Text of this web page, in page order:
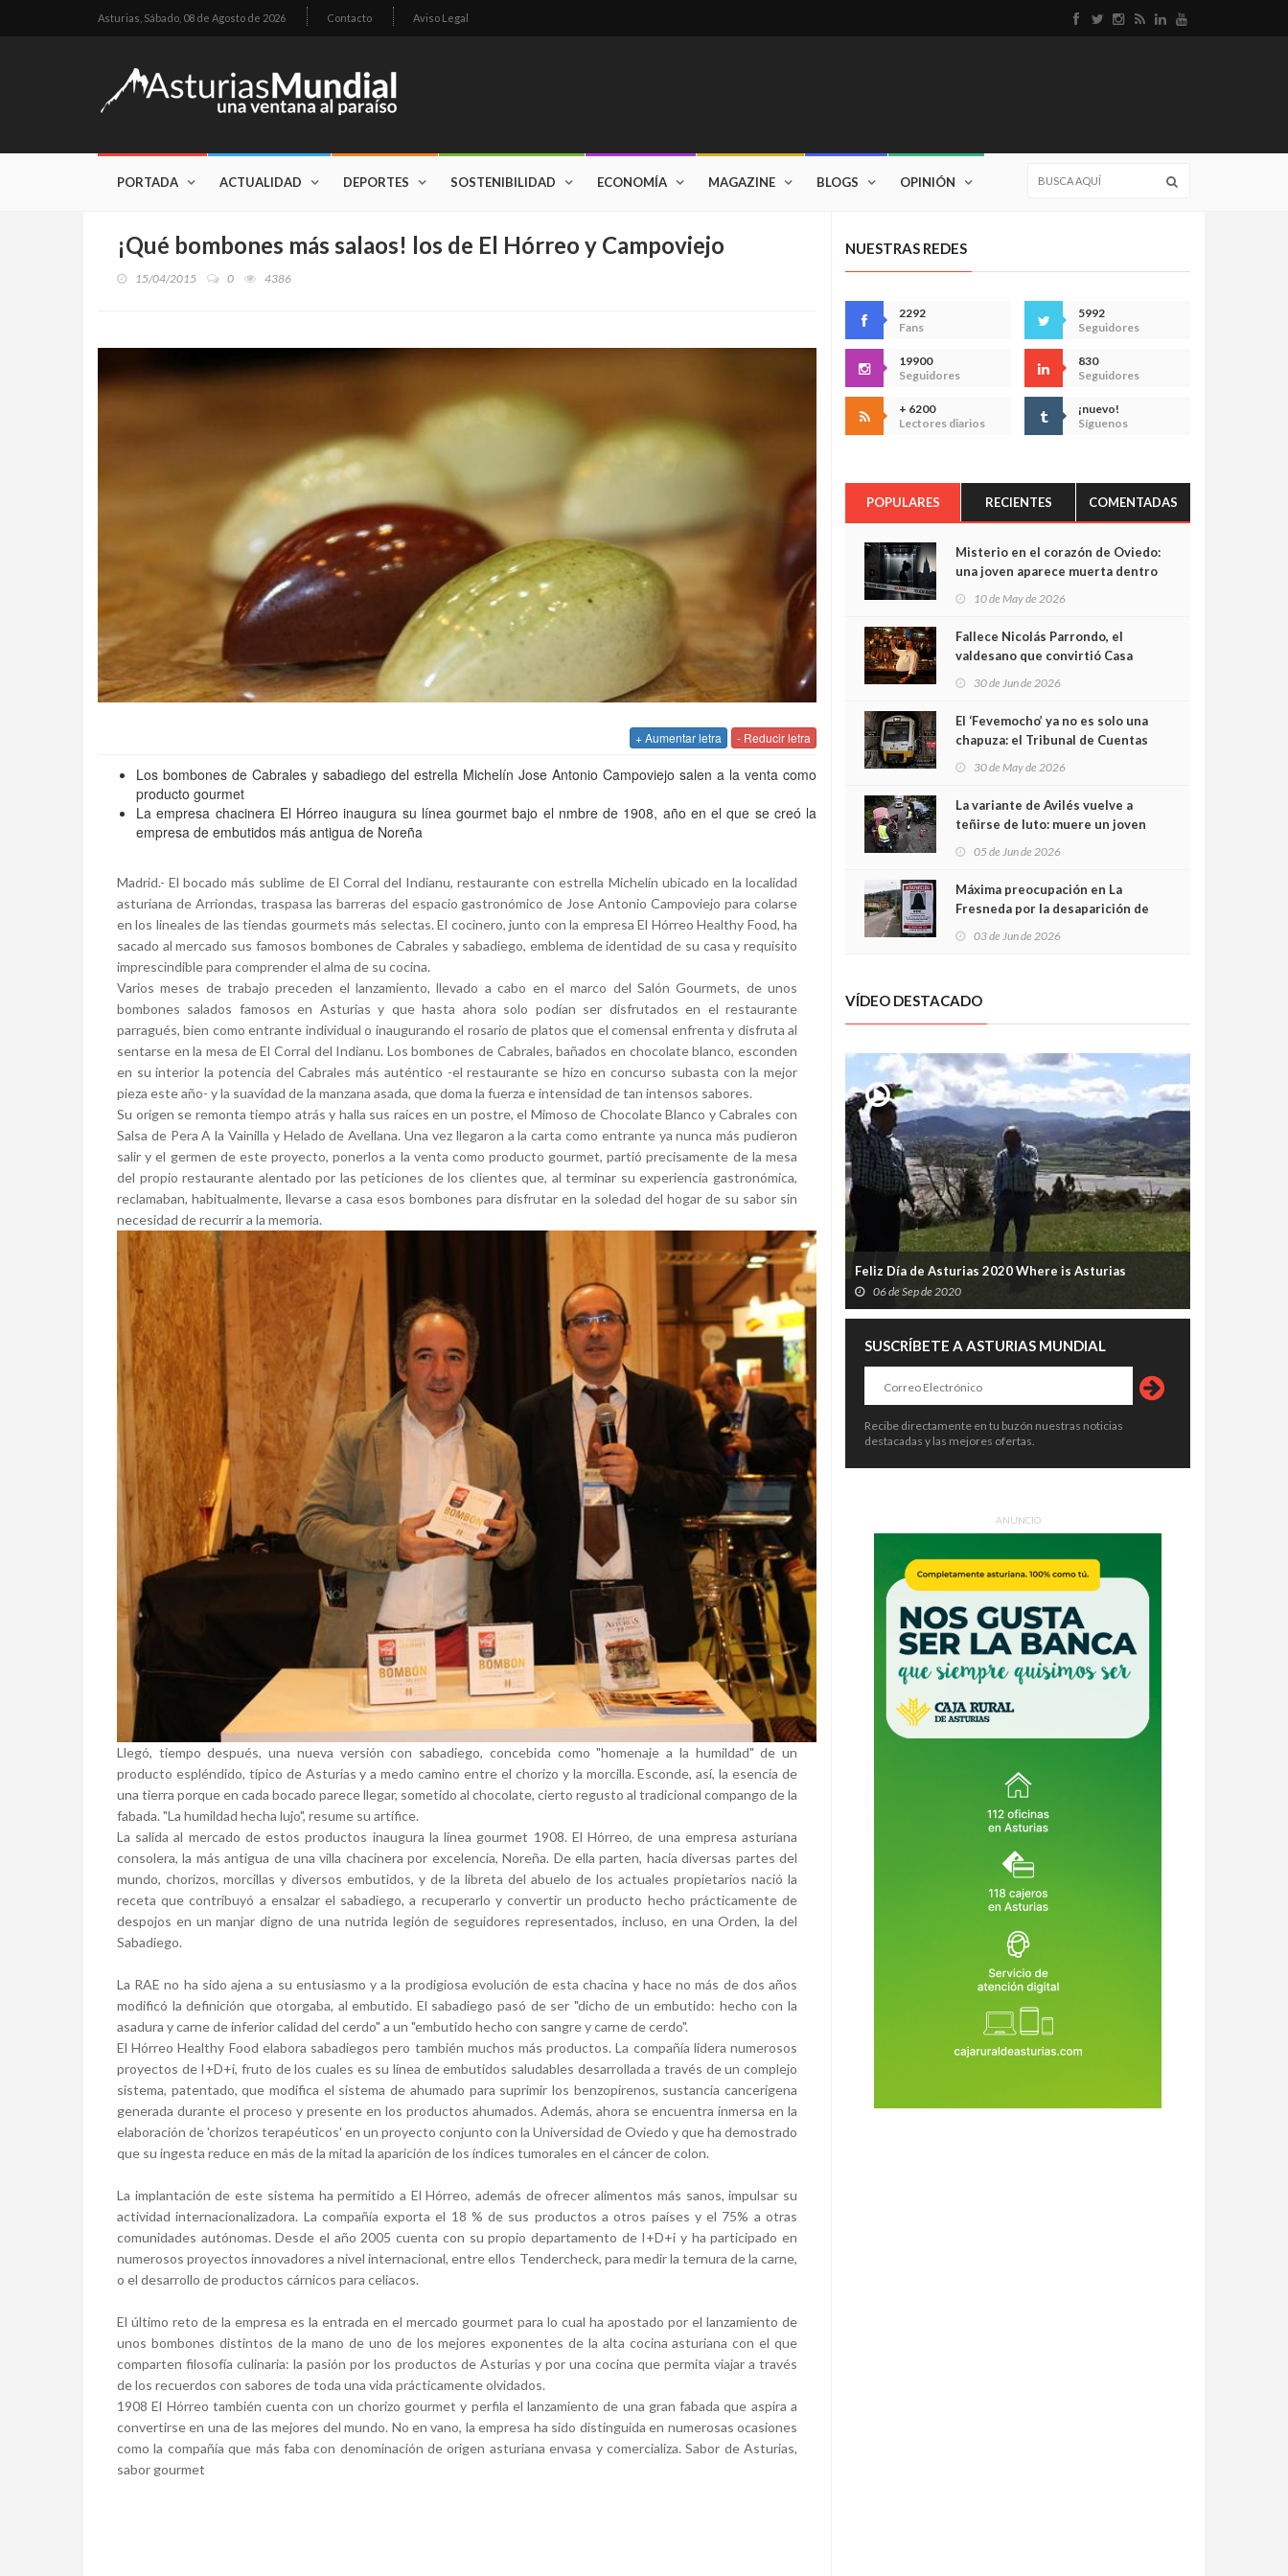
Asturias, Sábado, 08 de Agosto de 2026 Contacto Aviso Legal
PORTADA ACTUALIDAD DEPORTES SOSTENIBILIDAD ECONOMÍA MAGAZINE BLOGS OPINIÓN
¡Qué bombones más salaos! los de El Hórreo y Campoviejo
15/04/2015 0 4386
+ Aumentar letra - Reducir letra
Los bombones de Cabrales y sabadiego del estrella Michelín Jose Antonio Campoviejo salen a la venta como
producto gourmet
La empresa chacinera El Hórreo inaugura su línea gourmet bajo el nmbre de 1908, año en el que se creó la
empresa de embutidos más antigua de Noreña
Madrid.- El bocado más sublime de El Corral del Indianu, restaurante con estrella Michelín ubicado en la localidad
asturiana de Arriondas, traspasa las barreras del espacio gastronómico de Jose Antonio Campoviejo para colarse
en los lineales de las tiendas gourmets más selectas. El cocinero, junto con la empresa El Hórreo Healthy Food, ha
sacado al mercado sus famosos bombones de Cabrales y sabadiego, emblema de identidad de su casa y requisito
imprescindible para comprender el alma de su cocina.
Varios meses de trabajo preceden el lanzamiento, llevado a cabo en el marco del Salón Gourmets, de unos
bombones salados famosos en Asturias y que hasta ahora solo podían ser disfrutados en el restaurante
parragués, bien como entrante individual o inaugurando el rosario de platos que el comensal enfrenta y disfruta al
sentarse en la mesa de El Corral del Indianu. Los bombones de Cabrales, bañados en chocolate blanco, esconden
en su interior la potencia del Cabrales más auténtico -el restaurante se hizo en concurso subasta con la mejor
pieza este año- y la suavidad de la manzana asada, que doma la fuerza e intensidad de tan intensos sabores.
Su origen se remonta tiempo atrás y halla sus raíces en un postre, el Mimoso de Chocolate Blanco y Cabrales con
Salsa de Pera A la Vainilla y Helado de Avellana. Una vez llegaron a la carta como entrante ya nunca más pudieron
salir y el germen de este proyecto, ponerlos a la venta como producto gourmet, partió precisamente de la mesa
del propio restaurante alentado por las peticiones de los clientes que, al terminar su experiencia gastronómica,
reclamaban, habitualmente, llevarse a casa esos bombones para disfrutar en la soledad del hogar de su sabor sin
necesidad de recurrir a la memoria.
Llegó, tiempo después, una nueva versión con sabadiego, concebida como "homenaje a la humildad" de un
producto espléndido, típico de Asturias y a medo camino entre el chorizo y la morcilla. Esconde, así, la esencia de
una tierra porque en cada bocado parece llegar, sometido al chocolate, cierto regusto al tradicional compango de la
fabada. "La humildad hecha lujo", resume su artífice.
La salida al mercado de estos productos inaugura la línea gourmet 1908. El Hórreo, de una empresa asturiana
consolera, la más antigua de una villa chacinera por excelencia, Noreña. De ella parten, hacia diversas partes del
mundo, chorizos, morcillas y diversos embutidos, y de la libreta del abuelo de los actuales propietarios nació la
receta que contribuyó a ensalzar el sabadiego, a recuperarlo y convertir un producto hecho prácticamente de
despojos en un manjar digno de una nutrida legión de seguidores representados, incluso, en una Orden, la del
Sabadiego.
La RAE no ha sido ajena a su entusiasmo y a la prodigiosa evolución de esta chacina y hace no más de dos años
modificó la definición que otorgaba, al embutido. El sabadiego pasó de ser "dicho de un embutido: hecho con la
asadura y carne de inferior calidad del cerdo" a un "embutido hecho con sangre y carne de cerdo".
El Hórreo Healthy Food elabora sabadiegos pero también muchos más productos. La compañía lidera numerosos
proyectos de I+D+i, fruto de los cuales es su línea de embutidos saludables desarrollada a través de un complejo
sistema, patentado, que modifica el sistema de ahumado para suprimir los benzopirenos, sustancia cancerígena
generada durante el proceso y presente en los productos ahumados. Además, ahora se encuentra inmersa en la
elaboración de 'chorizos terapéuticos' en un proyecto conjunto con la Universidad de Oviedo y que ha demostrado
que su ingesta reduce en más de la mitad la aparición de los índices tumorales en el cáncer de colon.
La implantación de este sistema ha permitido a El Hórreo, además de ofrecer alimentos más sanos, impulsar su
actividad internacionalizadora. La compañía exporta el 18 % de sus productos a otros países y el 75% a otras
comunidades autónomas. Desde el año 2005 cuenta con su propio departamento de I+D+i y ha participado en
numerosos proyectos innovadores a nivel internacional, entre ellos Tendercheck, para medir la ternura de la carne,
o el desarrollo de productos cárnicos para celiacos.
El último reto de la empresa es la entrada en el mercado gourmet para lo cual ha apostado por el lanzamiento de
unos bombones distintos de la mano de uno de los mejores exponentes de la alta cocina asturiana con el que
comparten filosofía culinaria: la pasión por los productos de Asturias y por una cocina que permita viajar a través
de los recuerdos con sabores de toda una vida prácticamente olvidados.
1908 El Hórreo también cuenta con un chorizo gourmet y perfila el lanzamiento de una gran fabada que aspira a
convertirse en una de las mejores del mundo. No en vano, la empresa ha sido distinguida en numerosas ocasiones
como la compañía que más faba con denominación de origen asturiana envasa y comercializa. Sabor de Asturias,
sabor gourmet
NUESTRAS REDES
2292
Fans
5992
Seguidores
19900
Seguidores
830
Seguidores
+ 6200
Lectores diarios
¡nuevo!
Síguenos
POPULARES RECIENTES COMENTADAS
Misterio en el corazón de Oviedo:
una joven aparece muerta dentro
cámaras captan sus últimos
minutos
10 de May de 2026
Fallece Nicolás Parrondo, el
valdesano que convirtió Casa
30 de Jun de 2026
El ‘Fevemocho’ ya no es solo una
chapuza: el Tribunal de Cuentas
sobrecoste de los trenes que no
cabían por los túneles
30 de May de 2026
La variante de Avilés vuelve a
teñirse de luto: muere un joven
05 de Jun de 2026
Máxima preocupación en La
Fresneda por la desaparición de
03 de Jun de 2026
VÍDEO DESTACADO
Feliz Día de Asturias 2020 Where is Asturias
06 de Sep de 2020
SUSCRÍBETE A ASTURIAS MUNDIAL
Recibe directamente en tu buzón nuestras noticias
destacadas y las mejores ofertas.
ANUNCIO